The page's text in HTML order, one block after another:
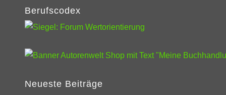
Berufscodex
Neueste Beiträge